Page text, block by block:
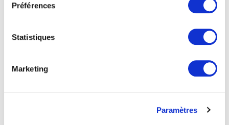
Préférences
Statistiques
Marketing
Paramètres